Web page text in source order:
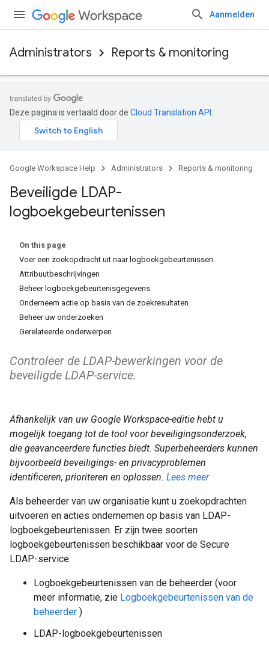
Aanmelden
Administrators Reports & monitoring
Deze pagina is vertaald door de Cloud Translation API
Google Workspace Help Administrators Reports & monitoring
Beveiligde LDAP-
logboekgebeurtenissen
On this page
Voer een zoekopdracht uit naar logboekgebeurtenissen.
Attribuutbeschrijvingen
Beheer logboekgebeurtenisgegevens
Onderneem actie op basis van de zoekresultaten.
Beheer uw onderzoeken
Gerelateerde onderwerpen
Controleer de LDAP-bewerkingen voor de
beveiligde LDAP-service.
Afhankelijk van uw Google Workspace-editie hebt u
mogelijk toegang tot de tool voor beveiligingsonderzoek,
die geavanceerdere functies biedt. Superbeheerders kunnen
bijvoorbeeld beveiligings- en privacyproblemen
identificeren, prioriteren en oplossen. Lees meer
Als beheerder van uw organisatie kunt u zoekopdrachten
uitvoeren en acties ondernemen op basis van LDAP-
logboekgebeurtenissen. Er zijn twee soorten
logboekgebeurtenissen beschikbaar voor de Secure
LDAP-service:
Logboekgebeurtenissen van de beheerder (voor
meer informatie, zie Logboekgebeurtenissen van de
beheerder )
LDAP-logboekgebeurtenissen